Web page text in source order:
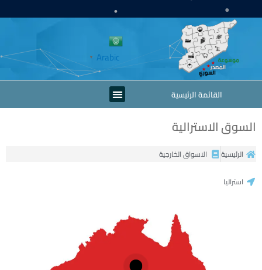
إلى
Arabic
▼
القائمة الرئيسية Menu
السوق الاسترالية
الرئيسية الاسواق الخارجية
استراليا